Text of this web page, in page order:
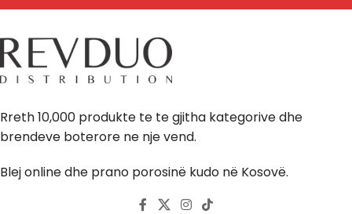
Rreth 10,000 produkte te te gjitha kategorive dhe
brendeve boterore ne nje vend.
Blej online dhe prano porosinë kudo në Kosovë.